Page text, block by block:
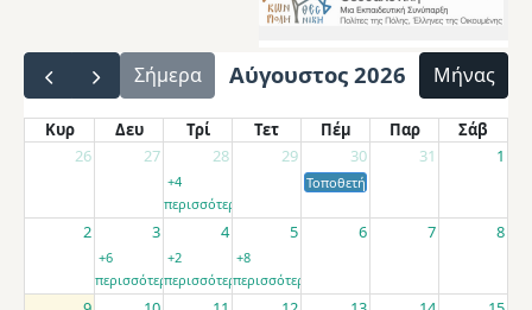
Σήμερα Αύγουστος 2026 Μήνας
Κυρ Δευ Τρί Τετ Πέμ Παρ
Σάβ
26
27 28 29 30 31 1
+4
περισσότερα
Τοποθετήσεις αποσπασμένων
2 3 4 5 6 7 8
+6
περισσότερα
+2
περισσότερα
+8
περισσότερα